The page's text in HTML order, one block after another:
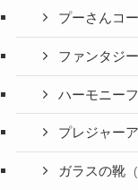
プーさんコ
ファンタジ
ハーモニー
プレジャー
ガラスの靴